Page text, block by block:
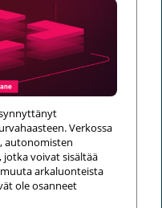
Verkossa
autonomisten
jotka voivat sisältää
arkaluonteista
ole osanneet